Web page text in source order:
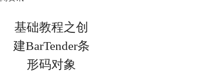
基础教程之创
建BarTender条
形码对象